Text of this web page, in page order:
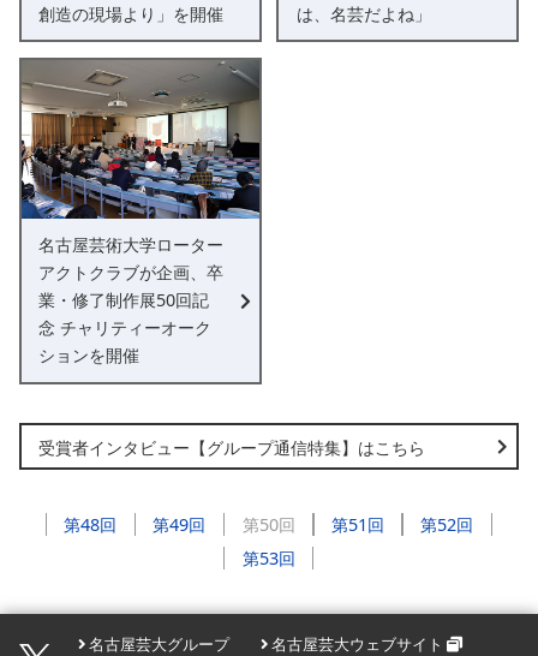
創造の現場より」を開催
は、名芸だよね」
名古屋芸術大学ローター
アクトクラブが企画、卒
業・修了制作展50回記
念 チャリティーオーク
ションを開催
受賞者インタビュー【グループ通信特集】はこちら
第48回 第49回 第50回 第51回
第52回
第53回
名古屋芸大グループ 名古屋芸大ウェブサイト